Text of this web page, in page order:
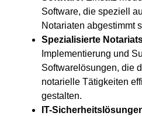
Software, die speziell
Notariaten abgestimmt
Spezialisierte
Implementierung und
Softwarelösungen, die
notarielle Tätigkeiten
gestalten.
IT-